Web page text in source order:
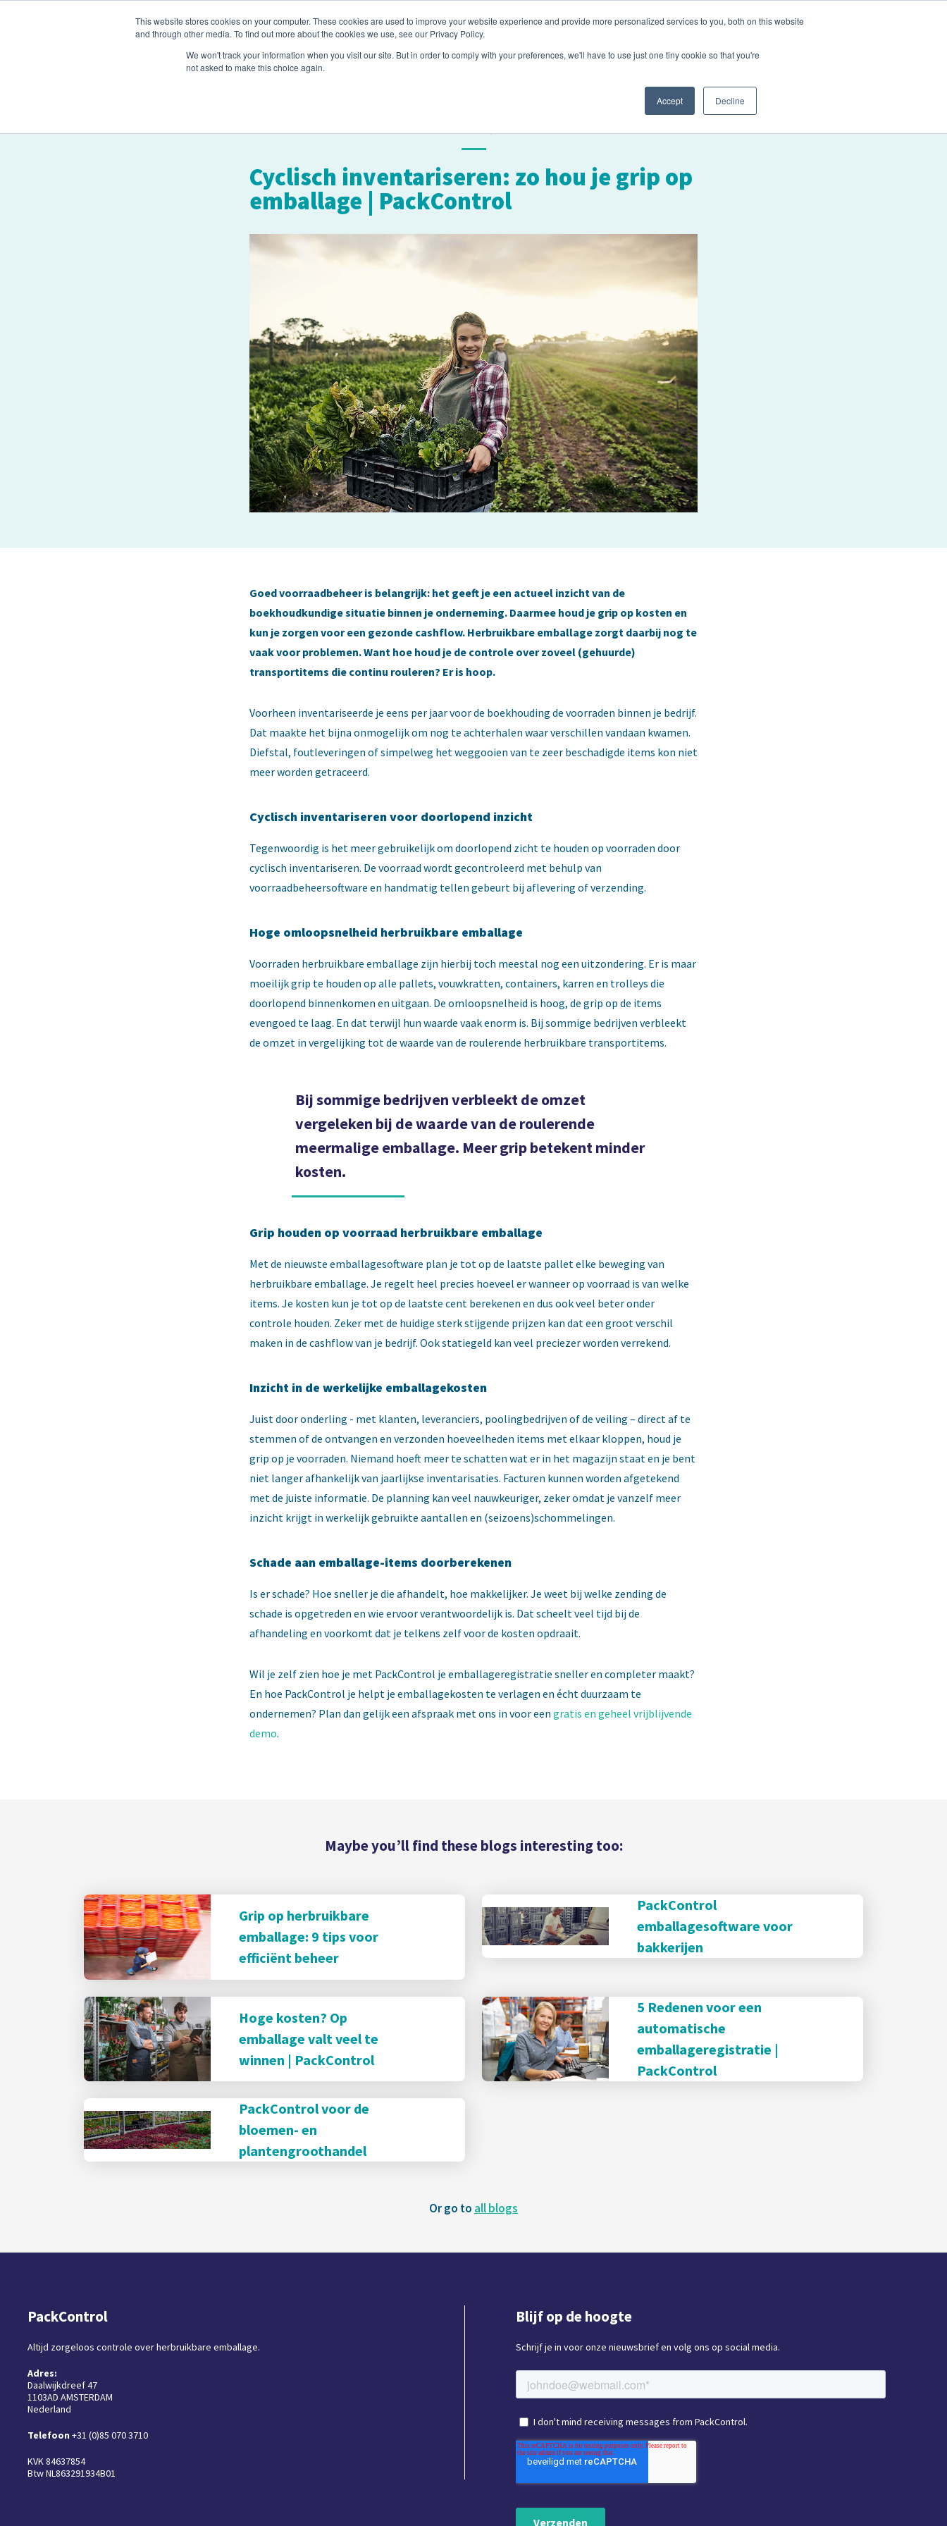
This website stores cookies on your computer. These cookies are used to improve your website experience and provide more personalized services to you, both on this website
and through other media. To find out more about the cookies we use, see our Privacy Policy.
We won't track your information when you visit our site. But in order to comply with your preferences, we'll have to use just one tiny cookie so that you're
not asked to make this choice again.
Accept Decline
Home Toepassingen Producten Branches
Cyclisch inventariseren: zo hou je grip op
emballage | PackControl
Goed voorraadbeheer is belangrijk: het geeft je een actueel inzicht van de
boekhoudkundige situatie binnen je onderneming. Daarmee houd je grip op kosten en
kun je zorgen voor een gezonde cashflow. Herbruikbare emballage zorgt daarbij nog te
vaak voor problemen. Want hoe houd je de controle over zoveel (gehuurde)
transportitems die continu rouleren? Er is hoop.
Voorheen inventariseerde je eens per jaar voor de boekhouding de voorraden binnen je bedrijf.
Dat maakte het bijna onmogelijk om nog te achterhalen waar verschillen vandaan kwamen.
Diefstal, foutleveringen of simpelweg het weggooien van te zeer beschadigde items kon niet
meer worden getraceerd.
Cyclisch inventariseren voor doorlopend inzicht
Tegenwoordig is het meer gebruikelijk om doorlopend zicht te houden op voorraden door
cyclisch inventariseren. De voorraad wordt gecontroleerd met behulp van
voorraadbeheersoftware en handmatig tellen gebeurt bij aflevering of verzending.
Hoge omloopsnelheid herbruikbare emballage
Voorraden herbruikbare emballage zijn hierbij toch meestal nog een uitzondering. Er is maar
moeilijk grip te houden op alle pallets, vouwkratten, containers, karren en trolleys die
doorlopend binnenkomen en uitgaan. De omloopsnelheid is hoog, de grip op de items
evengoed te laag. En dat terwijl hun waarde vaak enorm is. Bij sommige bedrijven verbleekt
de omzet in vergelijking tot de waarde van de roulerende herbruikbare transportitems.
Bij sommige bedrijven verbleekt de omzet
vergeleken bij de waarde van de roulerende
meermalige emballage. Meer grip betekent minder
kosten.
Grip houden op voorraad herbruikbare emballage
Met de nieuwste emballagesoftware plan je tot op de laatste pallet elke beweging van
herbruikbare emballage. Je regelt heel precies hoeveel er wanneer op voorraad is van welke
items. Je kosten kun je tot op de laatste cent berekenen en dus ook veel beter onder
controle houden. Zeker met de huidige sterk stijgende prijzen kan dat een groot verschil
maken in de cashflow van je bedrijf. Ook statiegeld kan veel preciezer worden verrekend.
Inzicht in de werkelijke emballagekosten
Juist door onderling - met klanten, leveranciers, poolingbedrijven of de veiling – direct af te
stemmen of de ontvangen en verzonden hoeveelheden items met elkaar kloppen, houd je
grip op je voorraden. Niemand hoeft meer te schatten wat er in het magazijn staat en je bent
niet langer afhankelijk van jaarlijkse inventarisaties. Facturen kunnen worden afgetekend
met de juiste informatie. De planning kan veel nauwkeuriger, zeker omdat je vanzelf meer
inzicht krijgt in werkelijk gebruikte aantallen en (seizoens)schommelingen.
Schade aan emballage-items doorberekenen
Is er schade? Hoe sneller je die afhandelt, hoe makkelijker. Je weet bij welke zending de
schade is opgetreden en wie ervoor verantwoordelijk is. Dat scheelt veel tijd bij de
afhandeling en voorkomt dat je telkens zelf voor de kosten opdraait.
Wil je zelf zien hoe je met PackControl je emballageregistratie sneller en completer maakt?
En hoe PackControl je helpt je emballagekosten te verlagen en écht duurzaam te
ondernemen? Plan dan gelijk een afspraak met ons in voor een gratis en geheel vrijblijvende
demo.
Maybe you’ll find these blogs interesting too:
Grip op herbruikbare
emballage: 9 tips voor
efficiënt beheer
PackControl
emballagesoftware voor
bakkerijen
Hoge kosten? Op
emballage valt veel te
winnen | PackControl
5 Redenen voor een
automatische
emballageregistratie |
PackControl
PackControl voor de
bloemen- en
plantengroothandel
Or go to all blogs
PackControl
Altijd zorgeloos controle over herbruikbare emballage.
Adres:
Daalwijkdreef 47
1103AD AMSTERDAM
Nederland
Telefoon +31 (0)85 070 3710
KVK 84637854
Btw NL863291934B01
Blijf op de hoogte
Schrijf je in voor onze nieuwsbrief en volg ons op social media.